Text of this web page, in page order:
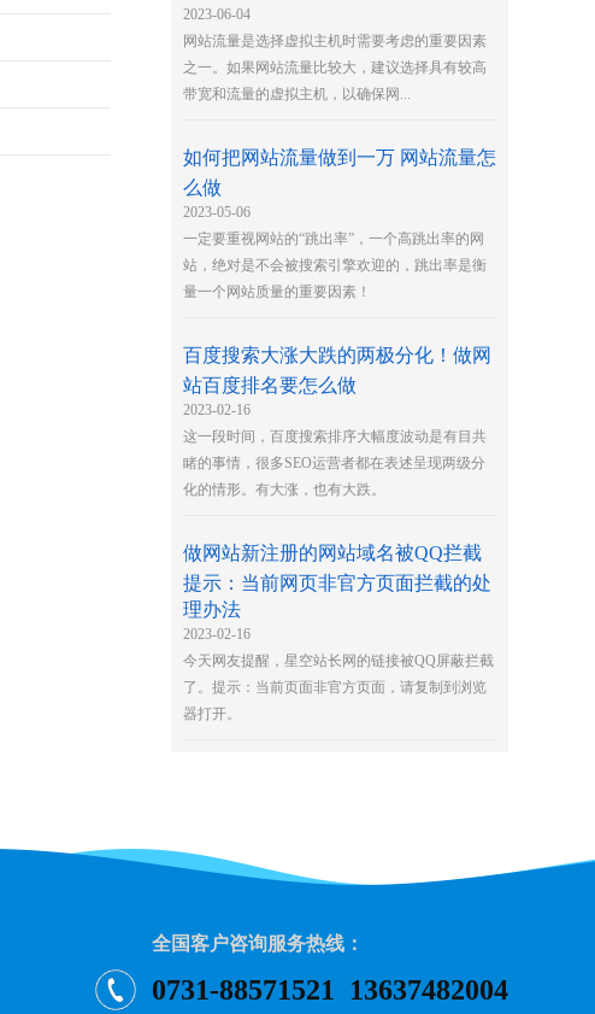
2023-06-04
网站流量是选择虚拟主机时需要考虑的重要因素
之一。如果网站流量比较大，建议选择具有较高
带宽和流量的虚拟主机，以确保网...
如何把网站流量做到一万 网站流量怎
么做
2023-05-06
一定要重视网站的“跳出率”，一个高跳出率的网
站，绝对是不会被搜索引擎欢迎的，跳出率是衡
量一个网站质量的重要因素！
百度搜索大涨大跌的两极分化！做网
站百度排名要怎么做
2023-02-16
这一段时间，百度搜索排序大幅度波动是有目共
睹的事情，很多SEO运营者都在表述呈现两级分
化的情形。有大涨，也有大跌。
做网站新注册的网站域名被QQ拦截
提示：当前网页非官方页面拦截的处
理办法
2023-02-16
今天网友提醒，星空站长网的链接被QQ屏蔽拦截
了。提示：当前页面非官方页面，请复制到浏览
器打开。
全国客户咨询服务热线：
0731-88571521 13637482004